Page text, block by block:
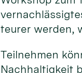
teurer werden,
Teilnehmen
Nachhaltigkeit